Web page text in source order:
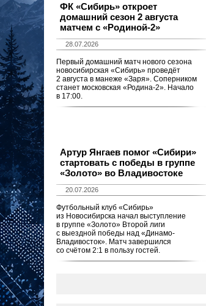
ФК «Сибирь» откроет
домашний сезон 2 августа
матчем с «Родиной-2»
28.07.2026
Первый домашний матч нового сезона
новосибирская «Сибирь» проведёт
2 августа в манеже «Заря». Соперником
станет московская «Родина-2». Начало
в 17:00.
Артур Янгаев помог «Сибири»
стартовать с победы в группе
«Золото» во Владивостоке
20.07.2026
Футбольный клуб «Сибирь»
из Новосибирска начал выступление
в группе «Золото» Второй лиги
с выездной победы над «Динамо-
Владивосток». Матч завершился
со счётом 2:1 в пользу гостей.